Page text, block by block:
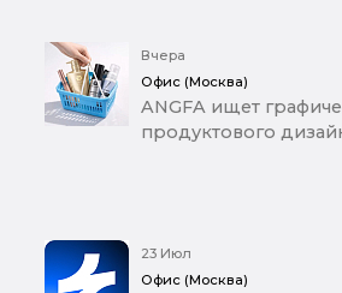
Вчера
Офис (Москва)
ANGFA ищет
продуктового
23 Июл
Офис (Москва)